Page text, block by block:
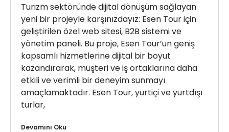
Turizm sektöründe dijital dönüşüm sağlayan
yeni bir projeyle karşınızdayız: Esen Tour için
geliştirilen özel web sitesi, B2B sistemi ve
yönetim paneli. Bu proje, Esen Tour’un geniş
kapsamlı hizmetlerine dijital bir boyut
kazandırarak, müşteri ve iş ortaklarına daha
etkili ve verimli bir deneyim sunmayı
amaçlamaktadır. Esen Tour, yurtiçi ve yurtdışı
turlar,
Devamını Oku